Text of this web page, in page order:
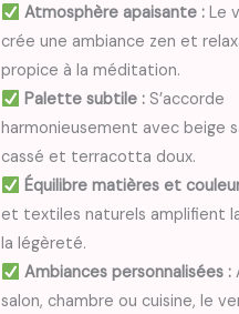
Atmosphère apaisante :Le
crée une ambiance zen et
propice à la méditation.
Palette subtile :S’accorde
harmonieusement avec beige
cassé et terracotta doux.
Équilibre matières et
et textiles naturels amplifient
la légèreté.
Ambiances personnalisées :
salon, chambre ou cuisine, le